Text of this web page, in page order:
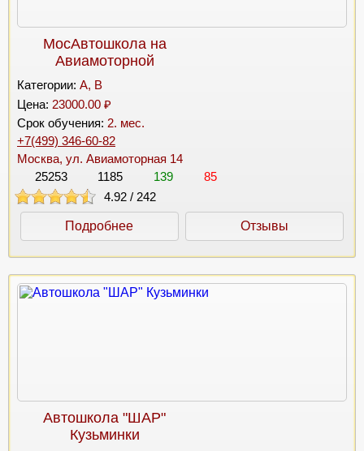
МосАвтошкола на
Авиамоторной
Категории: A, B
Цена: 23000.00 ₽
Срок обучения: 2. мес.
+7(499) 346-60-82
Москва, ул. Авиамоторная 14
25253
1185 139
85
4.92 / 242
Подробнее Отзывы
Автошкола "ШАР"
Кузьминки